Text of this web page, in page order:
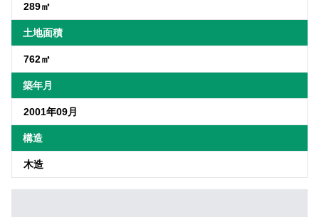
289㎡
土地面積
762㎡
築年月
2001年09月
構造
木造